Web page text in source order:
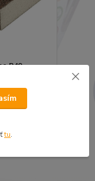
P40
tu.